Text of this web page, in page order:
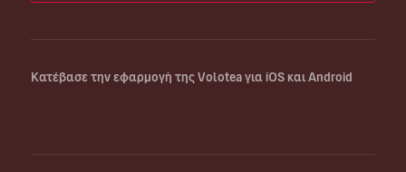
Κατέβασε την εφαρμογή της Volotea για iOS και Android